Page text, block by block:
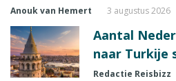
Anouk van Hemert 3 augustus 2026
Aantal
naar Turkije
Redactie Reisbizz